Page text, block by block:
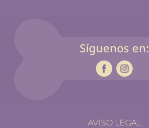
Síguenos en:
AVISO LEGAL